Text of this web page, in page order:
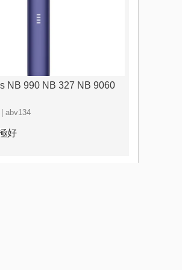
NB 990 NB 327 NB 9060
abv134
好